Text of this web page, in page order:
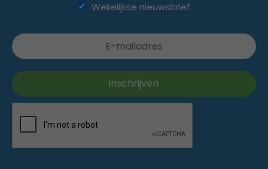
Wekelijkse nieuwsbrief